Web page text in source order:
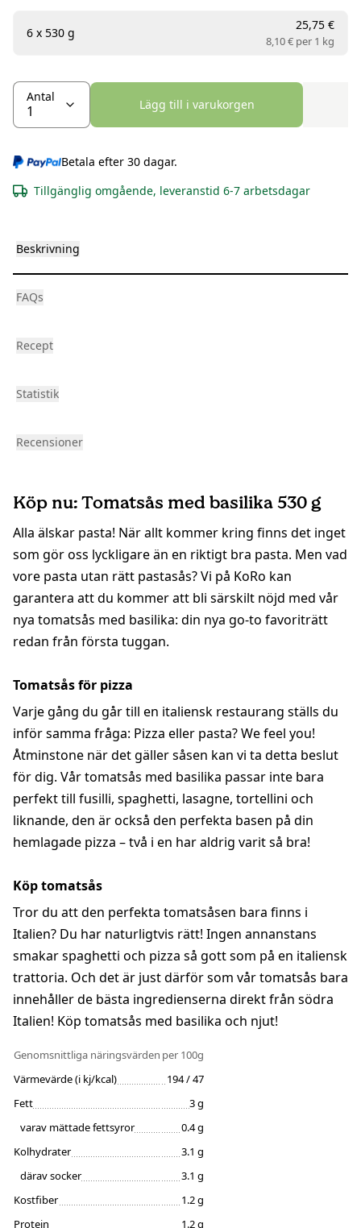
6 x 530 g
25,75 €
8,10 € per 1 kg
Antal
Lägg till i varukorgen
Betala efter 30 dagar.
Tillgänglig omgående, leveranstid 6-7 arbetsdagar
Beskrivning
FAQs
Recept
Statistik
Recensioner
Köp nu: Tomatsås med basilika 530 g
Alla älskar pasta! När allt kommer kring finns det inget
som gör oss lyckligare än en riktigt bra pasta. Men vad
vore pasta utan rätt pastasås? Vi på KoRo kan
garantera att du kommer att bli särskilt nöjd med vår
nya tomatsås med basilika: din nya go-to favoriträtt
redan från första tuggan.
Tomatsås för pizza
Varje gång du går till en italiensk restaurang ställs du
inför samma fråga: Pizza eller pasta? We feel you!
Åtminstone när det gäller såsen kan vi ta detta beslut
för dig. Vår tomatsås med basilika passar inte bara
perfekt till fusilli, spaghetti, lasagne, tortellini och
liknande, den är också den perfekta basen på din
hemlagade pizza – två i en har aldrig varit så bra!
Köp tomatsås
Tror du att den perfekta tomatsåsen bara finns i
Italien? Du har naturligtvis rätt! Ingen annanstans
smakar spaghetti och pizza så gott som på en italiensk
trattoria. Och det är just därför som vår tomatsås bara
innehåller de bästa ingredienserna direkt från södra
Italien! Köp tomatsås med basilika och njut!
Genomsnittliga näringsvärden per 100g
Värmevärde (i kj/kcal)
194 / 47
Fett
3 g
varav mättade fettsyror
0.4 g
Kolhydrater
3.1 g
därav socker
3.1 g
Kostfiber
1.2 g
Protein
1.2 g